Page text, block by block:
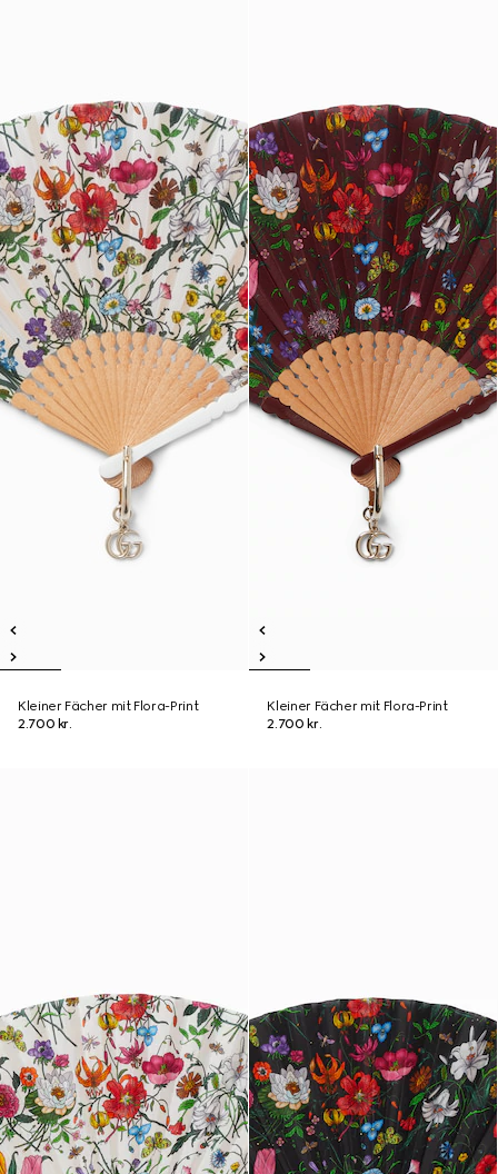
Kleiner Fächer mit Flora-Print
2.700 kr.
Kleiner Fächer mit Flora-Print
2.700 kr.